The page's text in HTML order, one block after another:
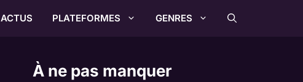
ACTUS PLATEFORMES GENRES
À ne pas manquer